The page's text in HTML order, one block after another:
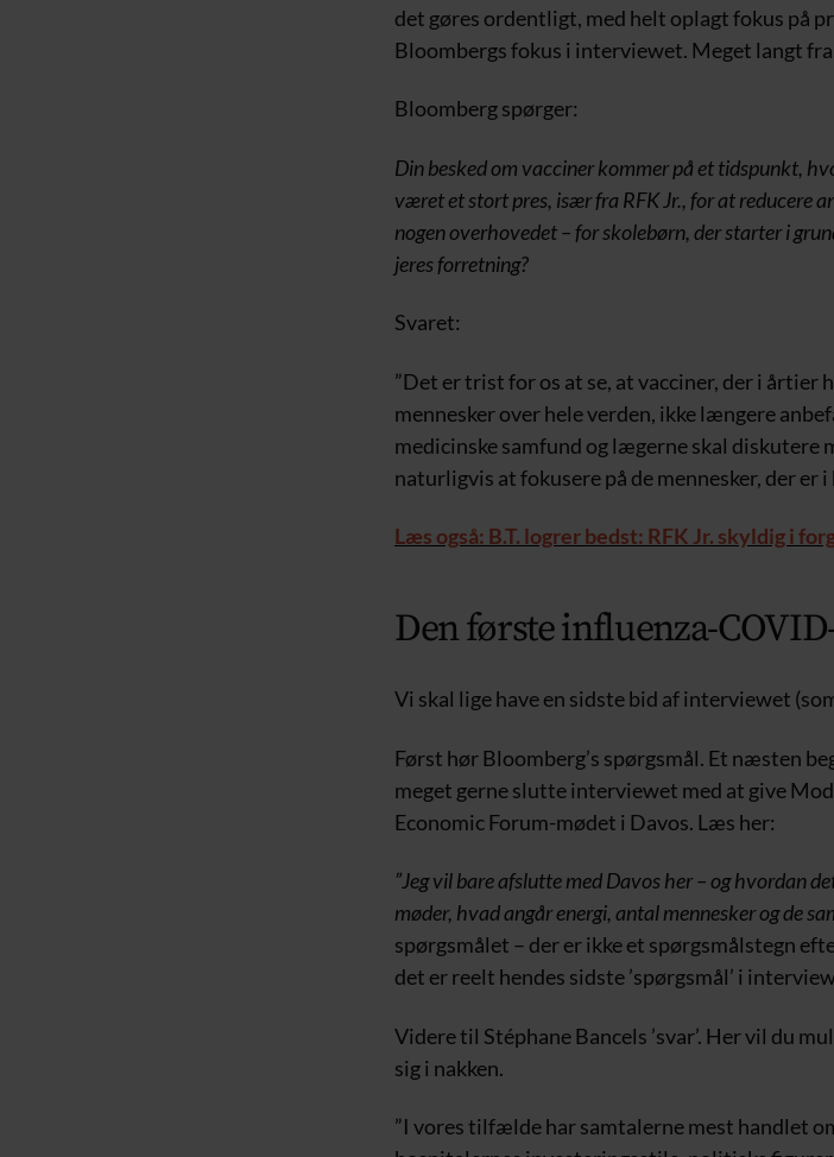
det gøres ordentligt, med helt oplagt fokus på
Bloombergs fokus i interviewet. Meget langt
Bloomberg spørger:
Din besked om vacciner kommer på et tidspunkt,
været et stort pres, især fra RFK Jr., for at reducere
nogen overhovedet – for skolebørn, der starter i
jeres forretning?
Svaret:
”Det er trist for os at se, at vacciner, der i
mennesker over hele verden, ikke længere
medicinske samfund og lægerne skal diskutere
naturligvis at fokusere på de mennesker, der er i
Læs også: B.T. logrer bedst: RFK Jr. skyldig i
Den første influenza-
Vi skal lige have en sidste bid af interviewet
Først hør Bloomberg’s spørgsmål. Et næsten
meget gerne slutte interviewet med at give
Economic Forum-mødet i Davos. Læs her:
”Jeg vil bare afslutte med Davos her – og hvordan
møder, hvad angår energi, antal mennesker og de
spørgsmålet – der er ikke et spørgsmålstegn
det er reelt hendes sidste ’spørgsmål’ i
Videre til Stéphane Bancels ’svar’. Her vil du
sig i nakken.
”I vores tilfælde har samtalerne mest handlet